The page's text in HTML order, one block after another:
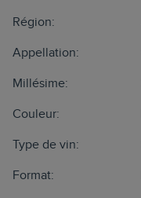
Région:
Appellation:
Millésime:
Couleur:
Type de vin:
Format: